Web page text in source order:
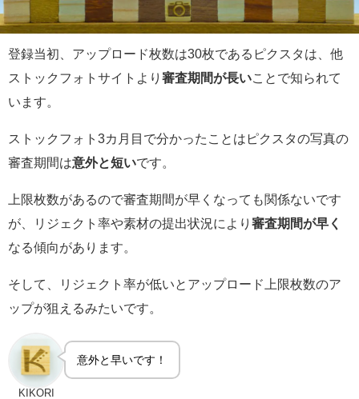
登録当初、アップロード枚数は30枚であるピクスタは、他
ストックフォトサイトより 審査期間が長い ことで知られて
います。
ストックフォト3カ月目で分かったことはピクスタの写真の
審査期間は意外と短いです。
上限枚数があるので審査期間が早くなっても関係ないです
が、リジェクト率や素材の提出状況により 審査期間が早く
なる傾向があります。
そして、リジェクト率が低いとアップロード上限枚数のア
ップが狙えるみたいです。
KIKORI
意外と早いです！